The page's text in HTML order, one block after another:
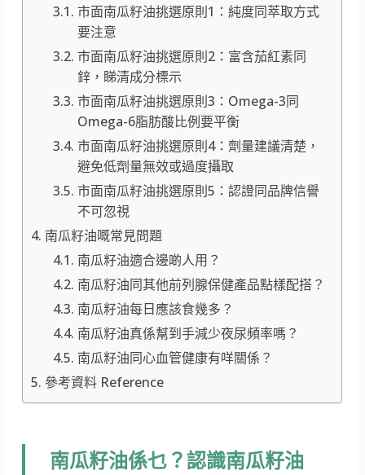
市面南瓜籽油挑選原則1：純度同萃取方式
要注意
市面南瓜籽油挑選原則2：富含茄紅素同
鋅，睇清成分標示
市面南瓜籽油挑選原則3：Omega-3同
Omega-6脂肪酸比例要平衡
市面南瓜籽油挑選原則4：劑量建議清楚，
避免低劑量無效或過度攝取
市面南瓜籽油挑選原則5：認證同品牌信譽
不可忽視
南瓜籽油嘅常見問題
南瓜籽油適合邊啲人用？
南瓜籽油同其他前列腺保健產品點樣配搭？
南瓜籽油每日應該食幾多？
南瓜籽油真係幫到手減少夜尿頻率嗎？
南瓜籽油同心血管健康有咩關係？
參考資料 Reference
南瓜籽油係乜？認識南瓜籽油